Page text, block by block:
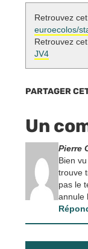
Retrouvez
euroecolos/
Retrouvez
JV4
PARTAGER
Un
Pierre
Bien
trouve
pas le
annule